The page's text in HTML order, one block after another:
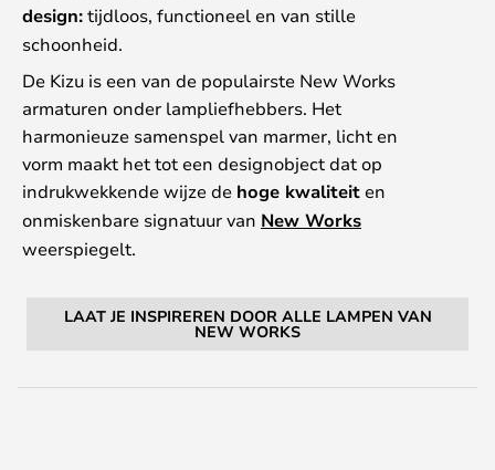
design:tijdloos, functioneel en van stille
schoonheid.
De Kizu is een van de populairste New Works
armaturen onder lampliefhebbers. Het
harmonieuze samenspel van marmer, licht en
vorm maakt het tot een designobject dat op
indrukwekkende wijze de hoge kwaliteiten
onmiskenbare signatuur van New Works
weerspiegelt.
LAAT JE INSPIREREN DOOR ALLE LAMPEN VAN
NEW WORKS